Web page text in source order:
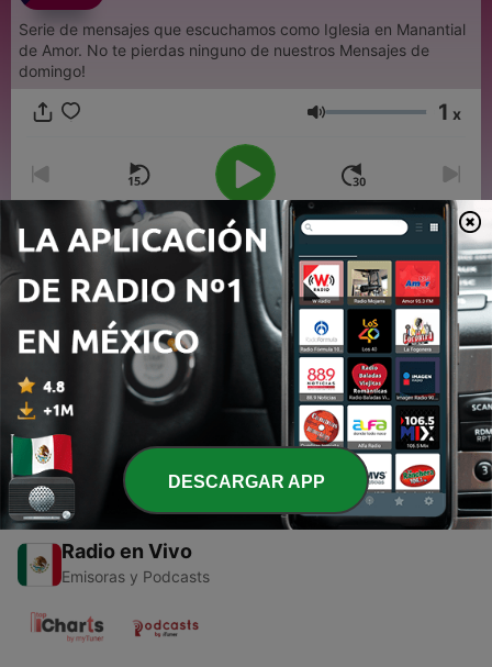
Serie de mensajes que escuchamos como Iglesia en Manantial
de Amor. No te pierdas ninguno de nuestros Mensajes de
domingo!
Volumen 1 x
00:00
Episodios
Mi Pensamiento Cautivo a Cristo - Ps Alejandro
Martínez
04 jun. 2020
Radio en Vivo
Emisoras y Podcasts
DESCARGAR APP